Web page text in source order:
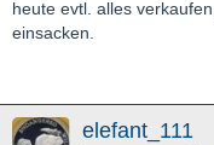
heute evtl. alles
einsacken.
elefant_111